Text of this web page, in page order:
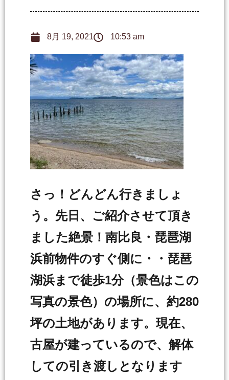
8月 19, 2021 10:53 am
さっ！どんどん行きましょ
う。先日、ご紹介させて頂き
ました絶景！南比良・琵琶湖
浜前物件のすぐ側に・・琵琶
湖浜まで徒歩1分（景色はこの
写真の景色）の場所に、約280
坪の土地があります。現在、
古屋が建っているので、解体
しての引き渡しとなります